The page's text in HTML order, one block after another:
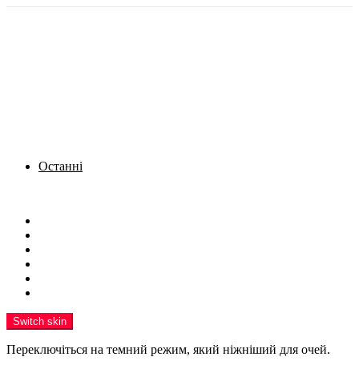
Останні
Switch skin
Переключіться на темний режим, який ніжніший для очей.